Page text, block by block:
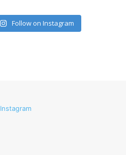
Follow on Instagram
Instagram